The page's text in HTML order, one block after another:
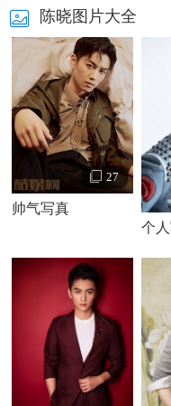
陈晓图片大全
27
帅气写真
个